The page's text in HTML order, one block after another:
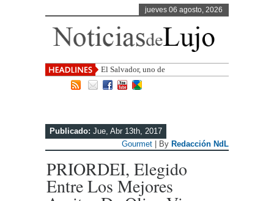
jueves 06 agosto, 2026
El Salvador, uno de los destinos con
mayor proyec
Publicado: Jue, Abr 13th, 2017
Gourmet | By Redacción NdL
PRIORDEI, Elegido
Entre Los Mejores